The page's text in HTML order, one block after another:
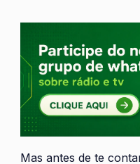
Mas antes de te